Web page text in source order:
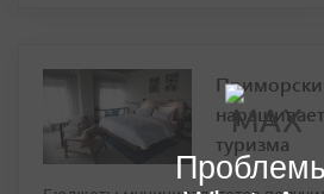
туризма